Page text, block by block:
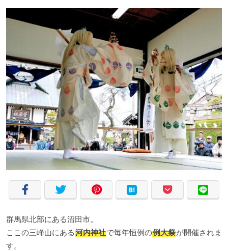
群馬県北部にある沼田市。
ここの三峰山にある河内神社で毎年恒例の例大祭が開催されま
す。